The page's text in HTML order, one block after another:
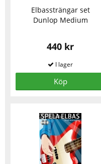
Elbassträngar set
Dunlop Medium
440 kr
Köp